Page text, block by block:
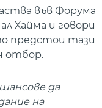
във Форума
Хайма и говори
предстои тази
отбор.
да
на